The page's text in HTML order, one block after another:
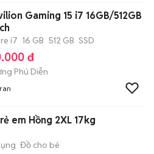
Gaming 15 i7 16GB/512GB
i7 16 GB 512 GB SSD
đ
Phú Diễn
em Hồng 2XL 17kg
Đồ cho bé